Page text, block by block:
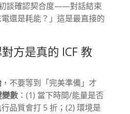
談確認契合度——對話結束
還是耗能？」這是最直接的
方是真的 ICF 教
，不要等到「完美準備」才
數：(1) 當下時間/能量是否
品質會打 5 折；(2) 環境是